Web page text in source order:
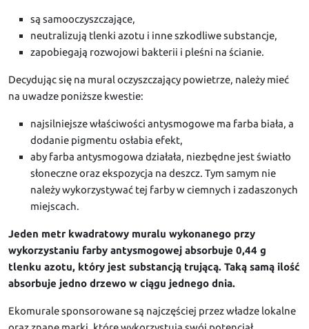
są samooczyszczające,
neutralizują tlenki azotu i inne szkodliwe substancje,
zapobiegają rozwojowi bakterii i pleśni na ścianie.
Decydując się na mural oczyszczający powietrze, należy mieć
na uwadze poniższe kwestie:
najsilniejsze właściwości antysmogowe ma farba biała, a
dodanie pigmentu osłabia efekt,
aby farba antysmogowa działała, niezbędne jest światło
słoneczne oraz ekspozycja na deszcz. Tym samym nie
należy wykorzystywać tej farby w ciemnych i zadaszonych
miejscach.
Jeden metr kwadratowy muralu wykonanego przy
wykorzystaniu farby antysmogowej absorbuje 0,44 g
tlenku azotu, który jest substancją trującą. Taką samą ilość
absorbuje jedno drzewo w ciągu jednego dnia.
Ekomurale sponsorowane są najczęściej przez władze lokalne